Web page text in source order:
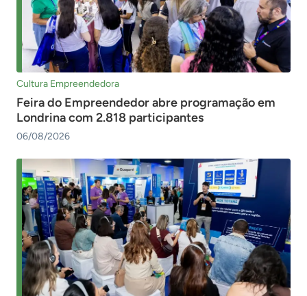
Cultura Empreendedora
Feira do Empreendedor abre programação em
Londrina com 2.818 participantes
06/08/2026